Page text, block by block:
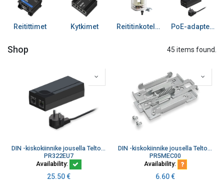
Reitittimet Kytkimet Reititinkotelot ja tarv PoE-adapterit
Shop 45 items found.
DIN -kiskokiinnike jousella Teltonikan reitittimille (kopio)
PR322EU7
Availability:
25.50€
DIN -kiskokiinnike jousella Teltonikan reitittimille
PR5MEC00
Availability:
6.60€